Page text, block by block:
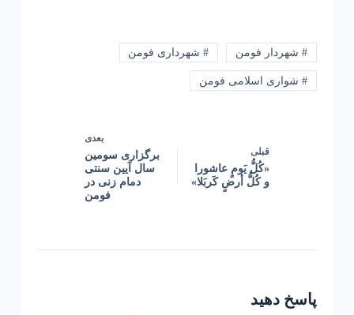
# شهردار فومن # شهرداری فومن
# شواری اسلامی فومن
قبلی
«کُلُّ یَومٍ عاشورا
و کُلُّ أرضٍ کَربَلا»
بعدی
برگزاری سومین
سال آیین سنتی
دمام زنی در
فومن
پاسخ دهید